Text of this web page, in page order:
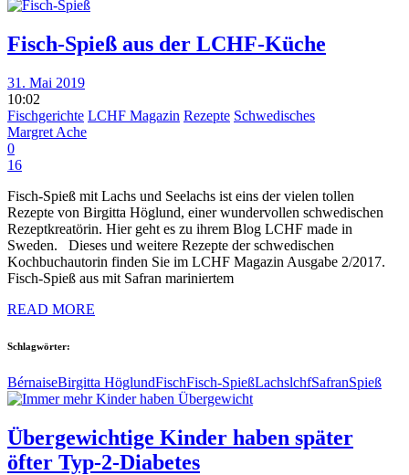
Fisch-Spieß aus der LCHF-Küche
31. Mai 2019
10:02
Fischgerichte LCHF Magazin Rezepte Schwedisches
Margret Ache
0
16
Fisch-Spieß mit Lachs und Seelachs ist eins der vielen tollen
Rezepte von Birgitta Höglund, einer wundervollen schwedischen
Rezeptkreatörin. Hier geht es zu ihrem Blog LCHF made in
Sweden. Dieses und weitere Rezepte der schwedischen
Kochbuchautorin finden Sie im LCHF Magazin Ausgabe 2/2017.
Fisch-Spieß aus mit Safran mariniertem
READ MORE
Schlagwörter:
BérnaiseBirgitta HöglundFischFisch-SpießLachslchfSafranSpieß
Übergewichtige Kinder haben später
öfter Typ-2-Diabetes